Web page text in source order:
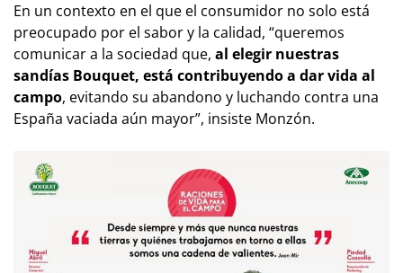
En un contexto en el que el consumidor no solo está
preocupado por el sabor y la calidad, “queremos
comunicar a la sociedad que, al elegir nuestras
sandías Bouquet, está contribuyendo a dar vida al
campo, evitando su abandono y luchando contra una
España vaciada aún mayor”, insiste Monzón.